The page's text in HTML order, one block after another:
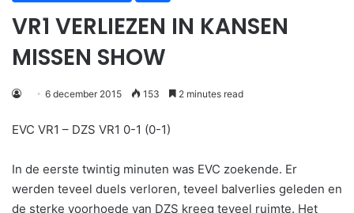
VR1 VERLIEZEN IN KANSEN
MISSEN SHOW
6 december 2015 153 2 minutes read
EVC VR1 – DZS VR1 0-1 (0-1)
In de eerste twintig minuten was EVC zoekende. Er
werden teveel duels verloren, teveel balverlies geleden en
de sterke voorhoede van DZS kreeg teveel ruimte. Het